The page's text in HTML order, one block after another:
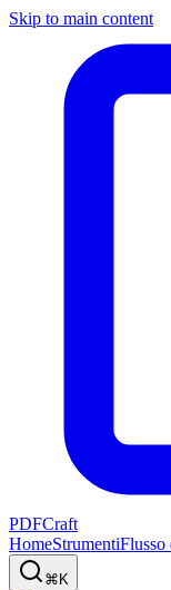
Skip to main content
PDFCraft
HomeStrumentiFlusso
⌘K